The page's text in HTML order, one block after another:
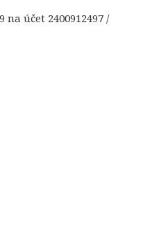
na účet 2400912497 /